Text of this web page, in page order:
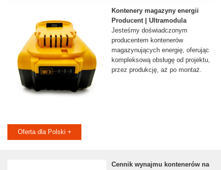
Kontenery magazyny energii
Producent | Ultramodula
Jesteśmy doświadczonym
producentem kontenerów
magazynujących energię, oferując
kompleksową obsługę od projektu,
przez produkcję, aż po montaż.
Oferta dla Polski +
Cennik wynajmu kontenerów na